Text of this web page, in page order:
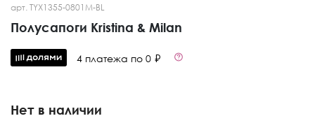
арт. TYX1355-0801M-BL
Полусапоги Kristina & Milan
4 платежа по 0 ₽
Нет в наличии